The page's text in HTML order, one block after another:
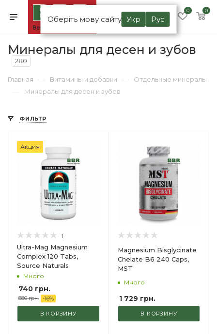
Оберіть мову сайту Укр Рус
0 0
Минералы для десен и зубов
280
Главная — Витамины и добавки — Отдельные минералы
— Минералы для десен и зубов
ФИЛЬТР
Акция
1
Ultra-Mag Magnesium
Complex 120 Tabs,
Source Naturals
Много
740 грн.
880грн. -16%
В КОРЗИНУ
Magnesium Bisglycinate
Chelate B6 240 Caps,
MST
Много
1 729 грн.
В КОРЗИНУ